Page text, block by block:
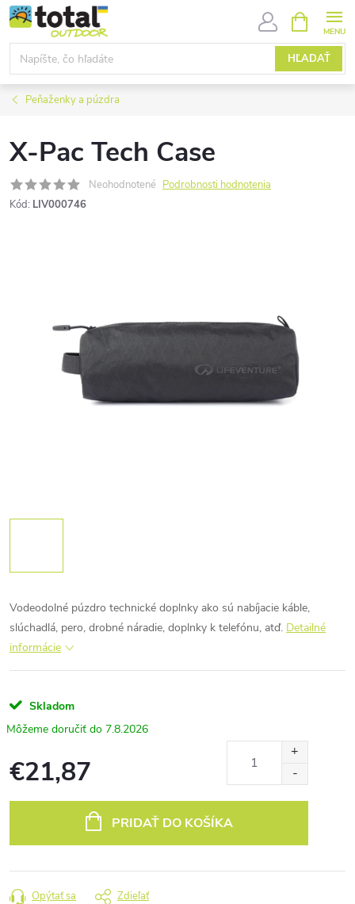
Prejsť
na
obsah
HĽADAŤ
KOŠÍK
Peňaženky a púzdra
X-Pac Tech Case
Neohodnotené Podrobnosti hodnotenia
Kód: LIV000746
Vodeodolné púzdro technické doplnky ako sú nabíjacie káble,
slúchadlá, pero, drobné náradie, doplnky k telefónu, atď. Detailné
informácie
Skladom
7.8.2026
€21,87
PRIDAŤ DO KOŠÍKA
Opýtať sa Zdieľať